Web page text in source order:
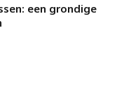
een grondige